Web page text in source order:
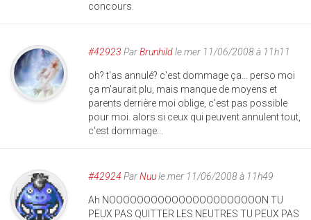
concours.
#42923 ParBrunhildle mer 11/06/2008 à 11h11
oh? t'as annulé? c'est dommage ça... perso moi
ça m'aurait plu, mais manque de moyens et
parents derrière moi oblige, c'est pas possible
pour moi. alors si ceux qui peuvent annulent tout,
c'est dommage...
#42924 ParNuule mer 11/06/2008 à 11h49
Ah NOOOOOOOOOOOOOOOOOOOOOON TU
PEUX PAS QUITTER LES NEUTRES TU PEUX PAS